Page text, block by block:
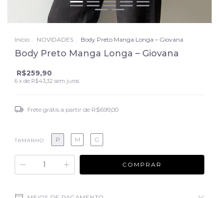
Início . NOVIDADES . Body Preto Manga Longa – Giovana
Body Preto Manga Longa – Giovana
R$259,90
6 x de R$43,32 sem juros
Frete grátis a partir de R$699,00
TAMANHO P M G